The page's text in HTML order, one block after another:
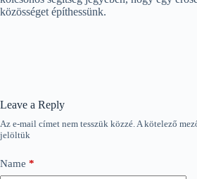
közösséget építhessünk.
Leave a Reply
Az e-mail címet nem tesszük közzé.A kötelező
jelöltük
Name *